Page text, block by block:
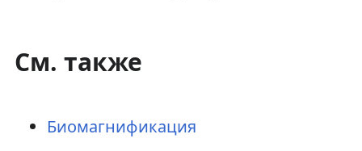
См. также
Биомагнификация